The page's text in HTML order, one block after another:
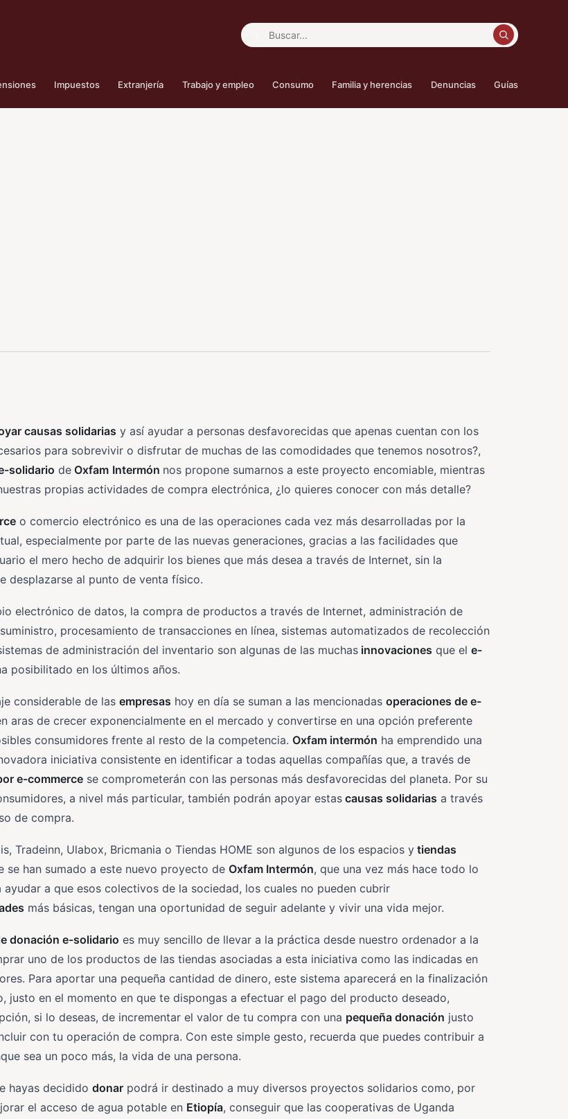
Buscar:
Impuestos Extranjería Trabajo y empleo Consumo Familia y herencias Denuncias Guías
causas solidarias y así ayudar a personas desfavorecidas que apenas cuentan con los
para sobrevivir o disfrutar de muchas de las comodidades que tenemos nosotros?,
solidario de Oxfam Intermón nos propone sumarnos a este proyecto encomiable, mientras
propias actividades de compra electrónica, ¿lo quieres conocer con más detalle?
o comercio electrónico es una de las operaciones cada vez más desarrolladas por la
especialmente por parte de las nuevas generaciones, gracias a las facilidades que
el mero hecho de adquirir los bienes que más desea a través de Internet, sin la
desplazarse al punto de venta físico.
electrónico de datos, la compra de productos a través de Internet, administración de
procesamiento de transacciones en línea, sistemas automatizados de recolección
de administración del inventario son algunas de las muchas innovaciones que el e-
posibilitado en los últimos años.
considerable de las empresas hoy en día se suman a las mencionadas operaciones de e-
aras de crecer exponencialmente en el mercado y convertirse en una opción preferente
consumidores frente al resto de la competencia. Oxfam intermón ha emprendido una
iniciativa consistente en identificar a todas aquellas compañías que, a través de
e-commerce se comprometerán con las personas más desfavorecidas del planeta. Por su
a nivel más particular, también podrán apoyar estas causas solidarias a través
de compra.
Tradeinn, Ulabox, Bricmania o Tiendas HOME son algunos de los espacios y tiendas
se han sumado a este nuevo proyecto de Oxfam Intermón, que una vez más hace todo lo
ayudar a que esos colectivos de la sociedad, los cuales no pueden cubrir
más básicas, tengan una oportunidad de seguir adelante y vivir una vida mejor.
donación e-solidario es muy sencillo de llevar a la práctica desde nuestro ordenador a la
uno de los productos de las tiendas asociadas a esta iniciativa como las indicadas en
Para aportar una pequeña cantidad de dinero, este sistema aparecerá en la finalización
justo en el momento en que te dispongas a efectuar el pago del producto deseado,
si lo deseas, de incrementar el valor de tu compra con una pequeña donación justo
con tu operación de compra. Con este simple gesto, recuerda que puedes contribuir a
sea un poco más, la vida de una persona.
hayas decidido donar podrá ir destinado a muy diversos proyectos solidarios como, por
el acceso de agua potable en Etiopía, conseguir que las cooperativas de Uganda